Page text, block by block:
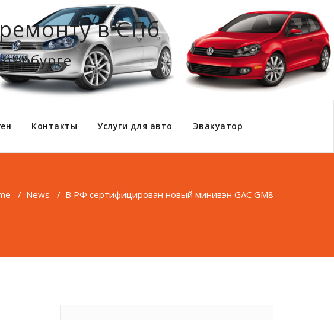
в СПб
Контакты Услуги для авто Эвакуатор
/ News / В РФ сертифицирован новый минивэн GAC GM8